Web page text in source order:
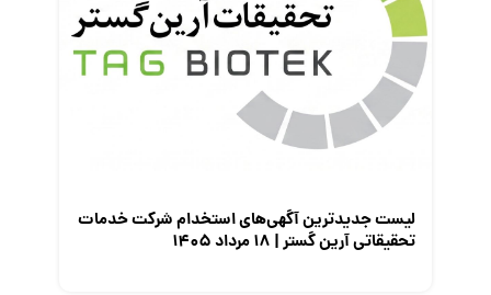
لیست جدیدترین آگهی‌های استخدام شرکت خدمات
تحقیقاتی آرین گستر | ۱۸ مرداد ۱۴۰۵